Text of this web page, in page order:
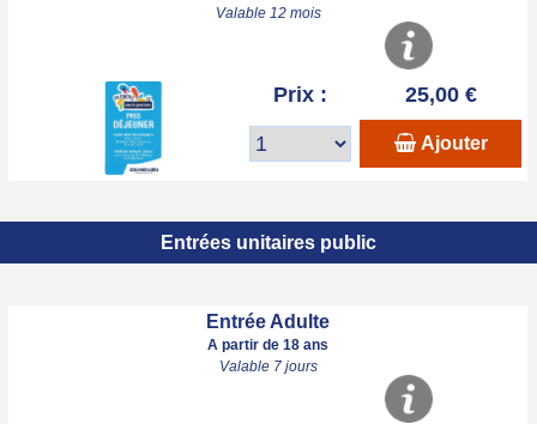
Valable 12 mois
Prix : 25,00 €
Ajouter
Entrées unitaires public
Entrée Adulte
A partir de 18 ans
Valable 7 jours